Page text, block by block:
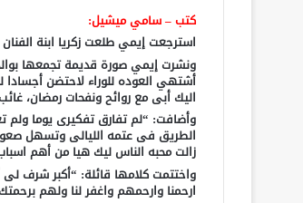
كتب – سامي ميشيل:
استرجعت إيمي طلعت زكريا ابنة
ونشرت إيمي صورة قديمة تجمعها
أشتهي العوده للوراء لاحتضن أجسادا
اليك أبى مع روائح ونفحات رمضان،
وأضافت: “لم تفارق تفكيرى يوما
الطريق فى عتمه الليالى وتسهل
زالت محبه الناس ليك هيا من أهم
واختتمت كلامها قائلة: “أكبر شرف
ارحمنا وارحمهم واغفر لنا ولهم